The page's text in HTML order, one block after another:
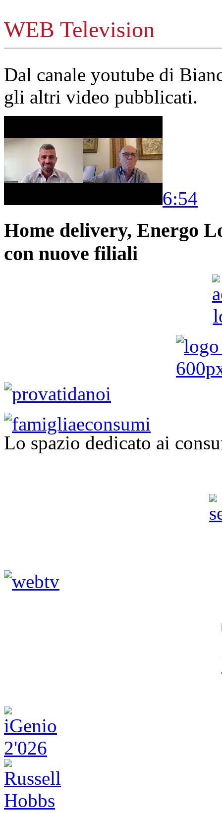
WEB Television
Dal canale youtube di
gli altri video pubblicati.
6:54
Home delivery, Energo
con nuove filiali
Lo spazio dedicato ai